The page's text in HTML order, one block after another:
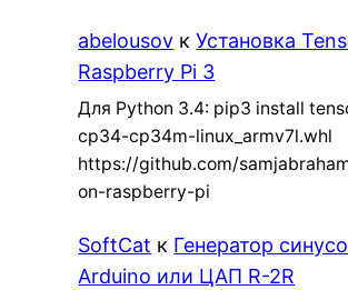
abelousov кУстановка
Raspberry Pi 3
Для Python 3.4: pip3 install
cp34-cp34m-linux_armv7l.whl
https://github.com/
on-raspberry-pi
SoftCat к Генератор
Arduino или ЦАП R-2R